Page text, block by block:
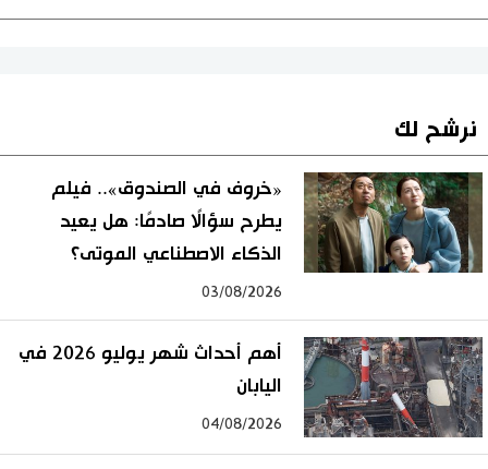
نرشح لك
«خروف في الصندوق».. فيلم
يطرح سؤالًا صادمًا: هل يعيد
الذكاء الاصطناعي الموتى؟
03/08/2026
أهم أحداث شهر يوليو 2026 في
اليابان
04/08/2026